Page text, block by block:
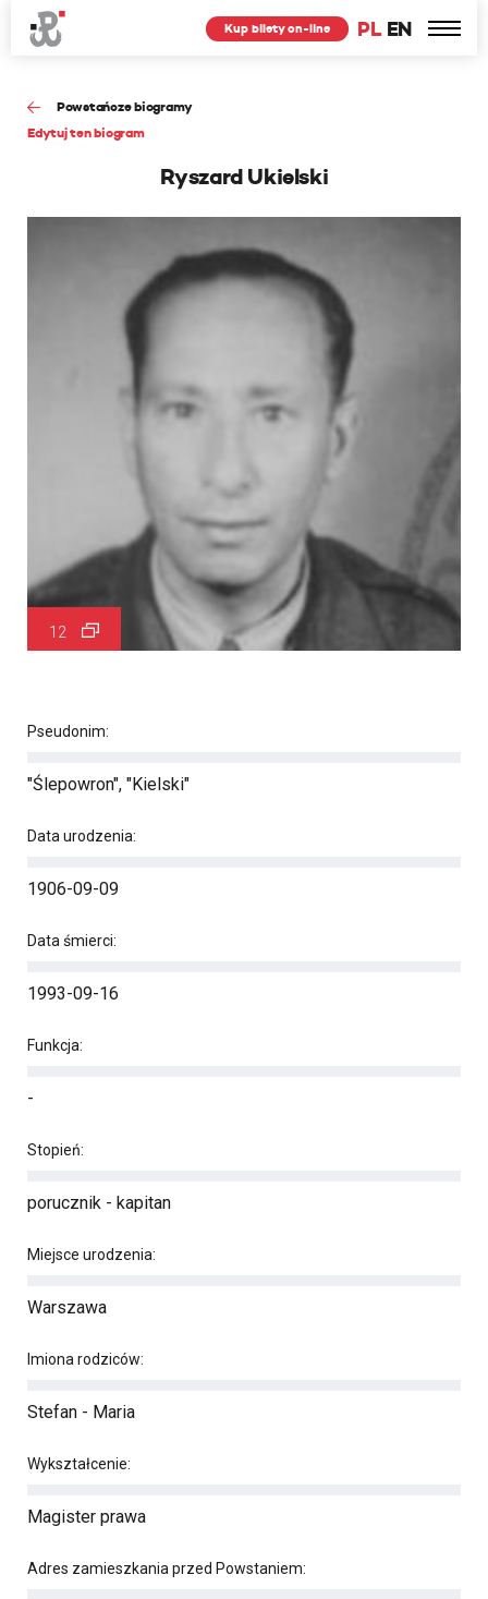
PL EN
Kup bilety on-line
Powstańcze biogramy
Edytuj ten biogram
Ryszard Ukielski
12
Pseudonim:
"Ślepowron", "Kielski"
Data urodzenia:
1906-09-09
Data śmierci:
1993-09-16
Funkcja:
-
Stopień:
porucznik - kapitan
Miejsce urodzenia:
Warszawa
Imiona rodziców:
Stefan - Maria
Wykształcenie:
Magister prawa
Adres zamieszkania przed Powstaniem: